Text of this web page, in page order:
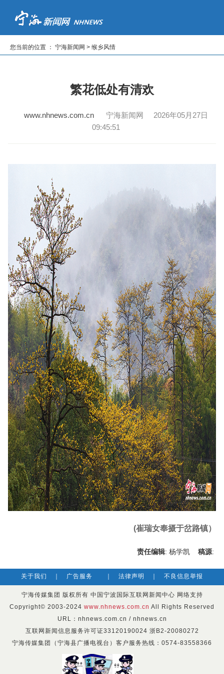
首页 | 新闻 | 专题 | 读报纸
您当前的位置 ： 宁海新闻网 > 缑乡风情
繁花低处有清欢
www.nhnews.com.cn宁海新闻网 2026年05月27日
09:45:51
(崔瑞女奉摄于岔路镇）
责任编辑: 杨学凯 稿源:
关于我们 广告服务 法律声明 不良信息举报
宁海传媒集团 版权所有 中国宁波国际互联网新闻中心 网络支持
Copyright© 2003-2024 www.nhnews.com.cn All Rights Reserved
URL：nhnews.com.cn / nhnews.cn
互联网新闻信息服务许可证33120190024 浙B2-20080272
宁海传媒集团（宁海县广播电视台）客户服务热线：0574-83558366